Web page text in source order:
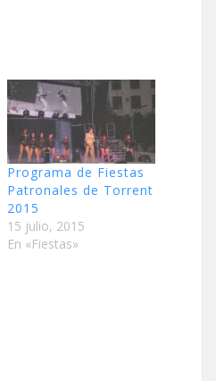
Programa de Fiestas
Patronales de Torrent
2015
15 julio, 2015
En «Fiestas»